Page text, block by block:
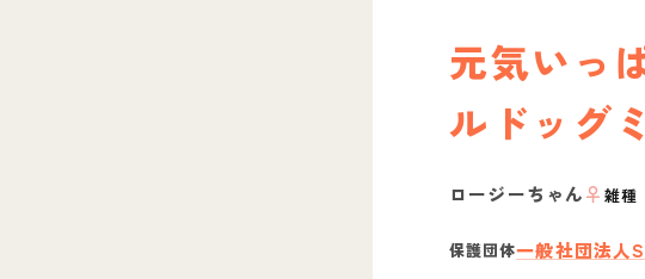
元気いっ
ルドッグ
ロージーちゃん♀ 雑種
保護団体一般社団法人